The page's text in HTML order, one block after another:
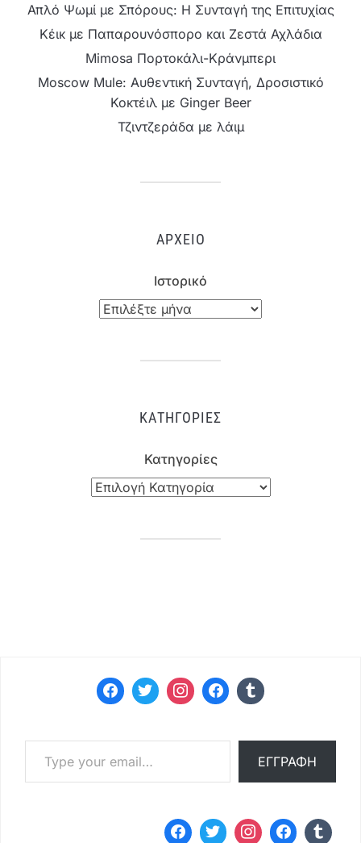
Απλό Ψωμί με Σπόρους: Η Συνταγή της Επιτυχίας
Κέικ με Παπαρουνόσπορο και Ζεστά Αχλάδια
Mimosa Πορτοκάλι-Κράνμπερι
Moscow Mule: Αυθεντική Συνταγή, Δροσιστικό
Κοκτέιλ με Ginger Beer
Τζιντζεράδα με λάιμ
ΑΡΧΕΊΟ
Ιστορικό
ΚΑΤΗΓΟΡΊΕΣ
Κατηγορίες
Type your email…
ΕΓΓΡΑΦΉ